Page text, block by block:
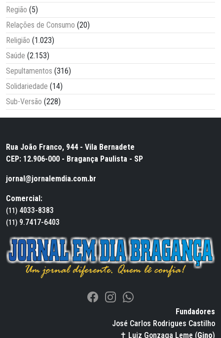
Região (5)
Relações de Consumo (20)
Religião (1.023)
Saúde (2.153)
Sepultamentos (316)
Solidariedade (14)
Sub-Versão (228)
Rua João Franco, 944 - Vila Bernadete
CEP: 12.906-000 - Bragança Paulista - SP
jornal@jornalemdia.com.br
Comercial:
(11) 4033-8383
(11) 9.7417-6403
Fundadores
José Carlos Rodrigues Castilho
✝ Luiz Gonzaga Leme (Gino)